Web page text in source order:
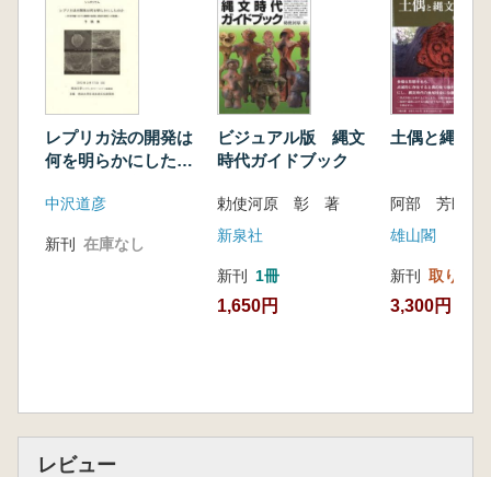
レプリカ法の開発は
何を明らかにしたの
る農耕の伝播と受容
中沢道彦
新刊 在庫なし
ビジュアル版 縄文
時代ガイドブック
勅使河原 彰 著
新泉社
新刊 1冊
1,650円
土偶と縄文
阿部 芳郎 編
雄山閣
新刊 取り寄せ
3,300円
レビュー